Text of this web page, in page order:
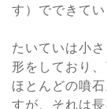
す）でできてい
たいていは小
形をしており
ほとんどの噴
すが、それは